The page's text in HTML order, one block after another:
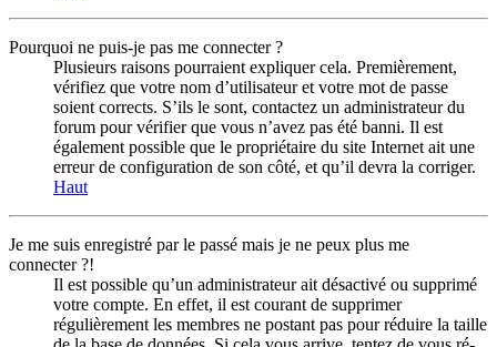
Pourquoi ne puis-je pas me connecter ?
Plusieurs raisons pourraient expliquer cela. Premièrement,
vérifiez que votre nom d’utilisateur et votre mot de passe
soient corrects. S’ils le sont, contactez un administrateur du
forum pour vérifier que vous n’avez pas été banni. Il est
également possible que le propriétaire du site Internet ait une
erreur de configuration de son côté, et qu’il devra la corriger.
Haut
Je me suis enregistré par le passé mais je ne peux plus me
connecter ?!
Il est possible qu’un administrateur ait désactivé ou supprimé
votre compte. En effet, il est courant de supprimer
régulièrement les membres ne postant pas pour réduire la taille